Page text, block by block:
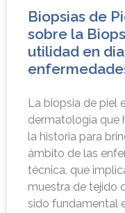
Biopsias de
sobre la
utilidad en
La biopsia de piel
dermatología que
la historia para
ámbito de las
técnica, que
muestra de tejido
sido fundamental